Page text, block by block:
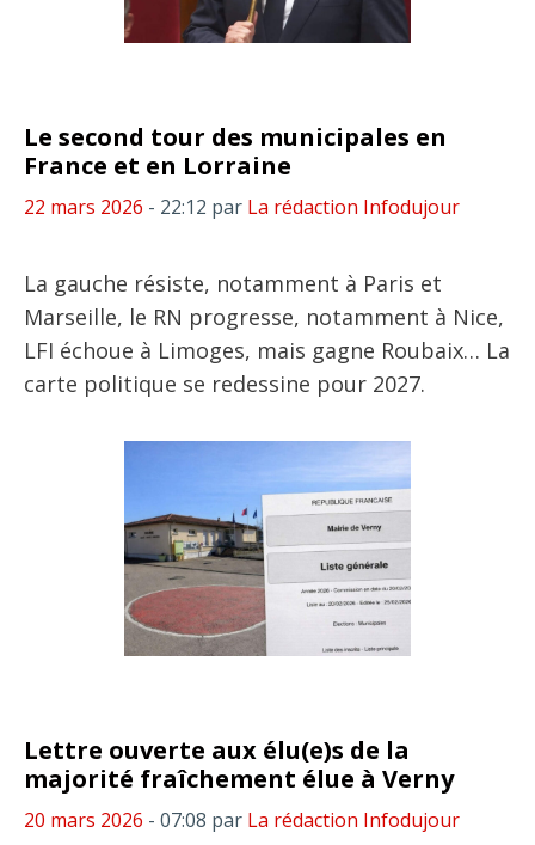
Le second tour des municipales en
France et en Lorraine
22 mars 2026 - 22:12 par La rédaction Infodujour
La gauche résiste, notamment à Paris et
Marseille, le RN progresse, notamment à Nice,
LFI échoue à Limoges, mais gagne Roubaix… La
carte politique se redessine pour 2027.
Lettre ouverte aux élu(e)s de la
majorité fraîchement élue à Verny
20 mars 2026 - 07:08 par La rédaction Infodujour